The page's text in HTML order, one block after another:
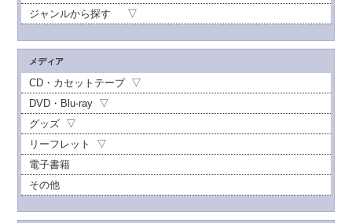
ジャンルから探す
メディア
CD・カセットテープ
DVD・Blu-ray
グッズ
リーフレット
電子書籍
その他